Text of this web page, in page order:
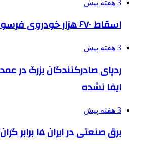
3 هفته پیش
اسقاط ۶۷۰ هزار خودروی فرسوده طی ۳ سال
3 هفته پیش
ردپای صادرکنندگان بزرگ در
ایفا نشده
3 هفته پیش
برق صنعتی در ایران ۱۵ برابر گران‌تر از خانگی است